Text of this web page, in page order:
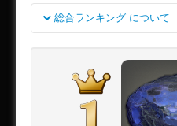
総合ランキング につい
ランキング1位はアダマン鉱
圧倒的な結果となりました。
アダマン鉱を使うレシピは
もう１つの素材として使う[
ランキングが上がった最